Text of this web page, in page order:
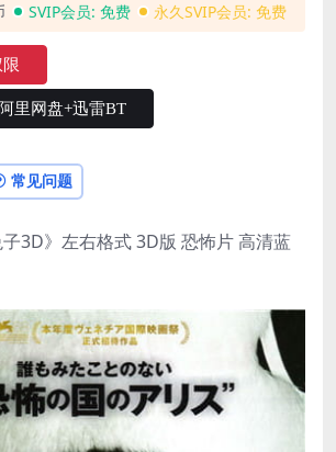
SVIP会员: 免费 永久SVIP会员: 免费
里网盘+迅雷BT
常见问题
3D》左右格式 3D版 恐怖片 高清蓝